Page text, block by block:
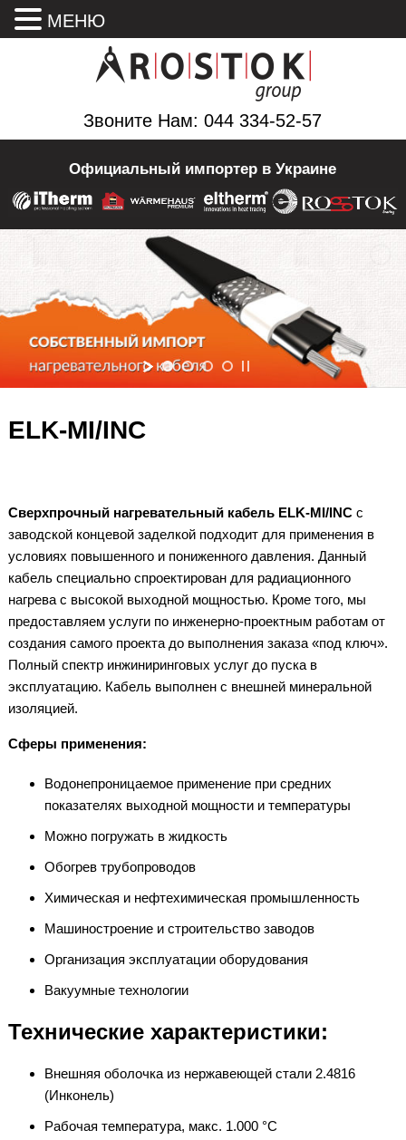
Звоните Нам: 044 334-52-57
Официальный импортер в Украине
ELK-MI/INC
Сверхпрочный нагревательный кабель ELK-MI/INC с
заводской концевой заделкой подходит для применения в
условиях повышенного и пониженного давления. Данный
кабель специально спроектирован для радиационного
нагрева с высокой выходной мощностью. Кроме того, мы
предоставляем услуги по инженерно-проектным работам от
создания самого проекта до выполнения заказа «под ключ».
Полный спектр инжиниринговых услуг до пуска в
эксплуатацию. Кабель выполнен с внешней минеральной
изоляцией.
Сферы применения:
Водонепроницаемое применение при средних
показателях выходной мощности и температуры
Можно погружать в жидкость
Обогрев трубопроводов
Химическая и нефтехимическая промышленность
Машиностроение и строительство заводов
Организация эксплуатации оборудования
Вакуумные технологии
Технические характеристики:
Внешняя оболочка из нержавеющей стали 2.4816
(Инконель)
Рабочая температура, макс. 1.000 °C
МЕНЮ